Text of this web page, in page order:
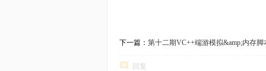
下一篇： 第十二期VC++端游模拟&amp;内存
回复